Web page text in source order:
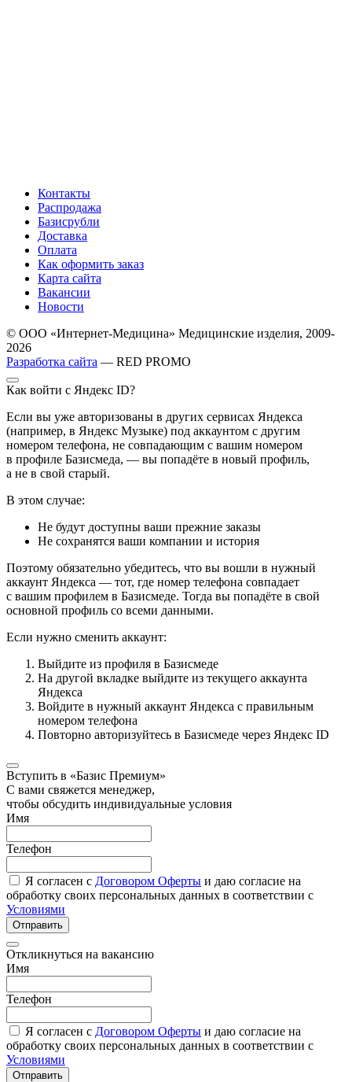
Контакты
Распродажа
Базисрубли
Доставка
Оплата
Как оформить заказ
Карта сайта
Вакансии
Новости
© ООО «Интернет-Медицина» Медицинские изделия, 2009-
2026
Разработка сайта — RED PROMO
Как войти с Яндекс ID?
Если вы уже авторизованы в других сервисах Яндекса
(например, в Яндекс Музыке) под аккаунтом с другим
номером телефона, не совпадающим с вашим номером
в профиле Базисмеда, — вы попадёте в новый профиль,
а не в свой старый.
В этом случае:
Не будут доступны ваши прежние заказы
Не сохранятся ваши компании и история
Поэтому обязательно убедитесь, что вы вошли в нужный
аккаунт Яндекса — тот, где номер телефона совпадает
с вашим профилем в Базисмеде. Тогда вы попадёте в свой
основной профиль со всеми данными.
Если нужно сменить аккаунт:
Выйдите из профиля в Базисмеде
На другой вкладке выйдите из текущего аккаунта
Яндекса
Войдите в нужный аккаунт Яндекса с правильным
номером телефона
Повторно авторизуйтесь в Базисмеде через Яндекс ID
Вступить в «Базис Премиум»
С вами свяжется менеджер,
чтобы обсудить индивидуальные условия
Имя
Телефон
Я согласен с Договором Оферты и даю согласие на
обработку своих персональных данных в соответствии с
Условиями
Отправить
Откликнуться на вакансию
Имя
Телефон
Я согласен с Договором Оферты и даю согласие на
обработку своих персональных данных в соответствии с
Условиями
Отправить